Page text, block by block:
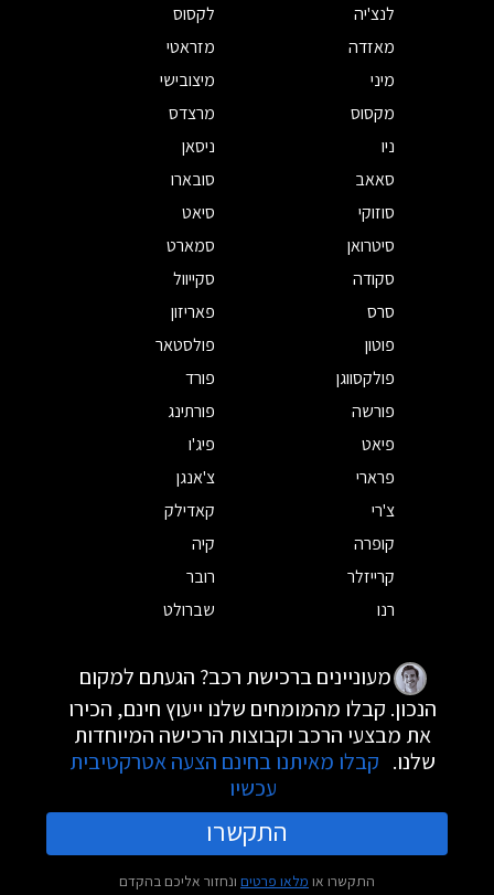
לנצ'יה
לקסוס
מאזדה
מזראטי
מיני
מיצובישי
מקסוס
מרצדס
ניו
ניסאן
סאאב
סובארו
סוזוקי
סיאט
סיטרואן
סמארט
סקודה
סקייוול
סרס
פאריזון
פוטון
פולסטאר
פולקסווגן
פורד
פורשה
פורתינג
פיאט
פיג'ו
פרארי
צ'אנגן
צ'רי
קאדילק
קופרה
קיה
קרייזלר
רובר
רנו
שברולט
מעוניינים ברכישת רכב? הגעתם למקום
הנכון. קבלו מהמומחים שלנו ייעוץ חינם, הכירו
את מבצעי הרכב וקבוצות הרכישה המיוחדות
שלנו. קבלו מאיתנו בחינם הצעה אטרקטיבית
עכשיו
התקשרו
התקשרו או מלאו פרטים ונחזור אליכם בהקדם